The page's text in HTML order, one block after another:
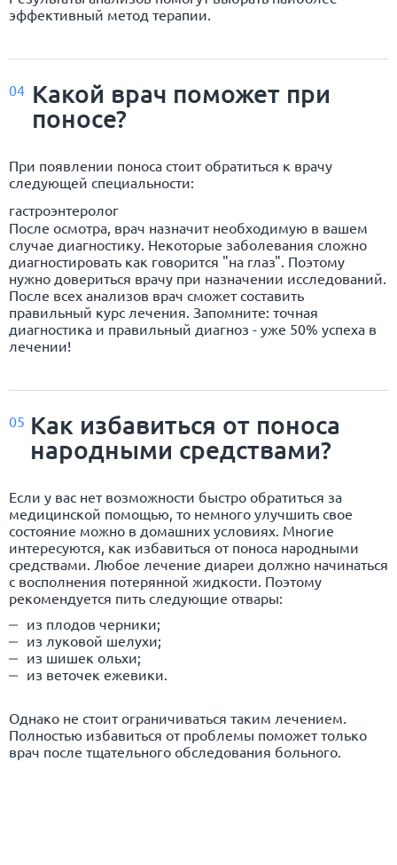
эффективный метод терапии.
04 Какой врач поможет при
поносе?
При появлении поноса стоит обратиться к врачу
следующей специальности:
гастроэнтеролог
После осмотра, врач назначит необходимую в вашем
случае диагностику. Некоторые заболевания сложно
диагностировать как говорится "на глаз". Поэтому
нужно довериться врачу при назначении исследований.
После всех анализов врач сможет составить
правильный курс лечения. Запомните: точная
диагностика и правильный диагноз - уже 50% успеха в
лечении!
05 Как избавиться от поноса
народными средствами?
Если у вас нет возможности быстро обратиться за
медицинской помощью, то немного улучшить свое
состояние можно в домашних условиях. Многие
интересуются, как избавиться от поноса народными
средствами. Любое лечение диареи должно начинаться
с восполнения потерянной жидкости. Поэтому
рекомендуется пить следующие отвары:
из плодов черники;
из луковой шелухи;
из шишек ольхи;
из веточек ежевики.
Однако не стоит ограничиваться таким лечением.
Полностью избавиться от проблемы поможет только
врач после тщательного обследования больного.